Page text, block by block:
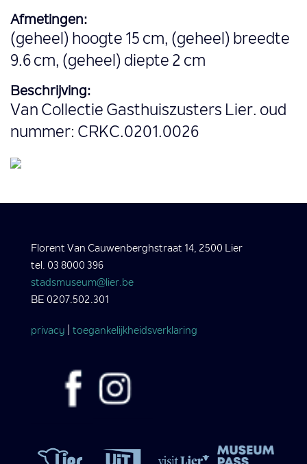
Afmetingen:
(geheel) hoogte 15 cm, (geheel) breedte
9.6 cm, (geheel) diepte 2 cm
Beschrijving:
Van Collectie Gasthuiszusters Lier. oud
nummer: CRKC.0201.0026
Florent Van Cauwenberghstraat 14, 2500 Lier
tel. 03 8000 396
stadsmuseum@lier.be
BE 0207.502.301
privacy toegankelijkheidsverklaring